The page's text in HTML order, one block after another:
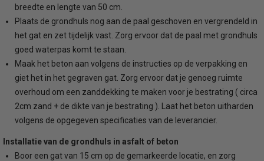
breedte en lengte van 50 cm.
Plaats de grondhuls nog aan de paal geschoven en vergrendeld in
het gat en zet tijdelijk vast. Zorg ervoor dat de paal met grondhuls
goed waterpas komt te staan.
Maak het beton aan volgens de instructies op de verpakking en
giet het in het gegraven gat. Zorg ervoor dat je genoeg ruimte
overhoud om een zanddekking te maken voor je bestrating ( circa
2cm zand + de dikte van je bestrating ). Laat het beton uitharden
volgens de opgegeven specificaties van de leverancier.
Installatie van de grondhuls in asfalt of beton
Boor een gat van 15 cm op de gemarkeerde locatie, en zorg